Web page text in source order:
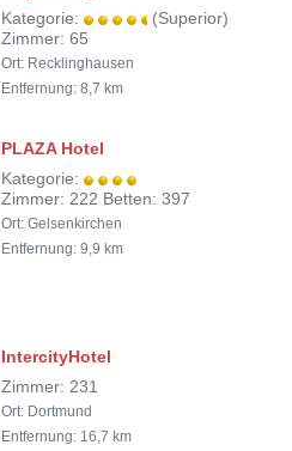
Kategorie:
(Superior)
Zimmer: 65
Ort: Recklinghausen
Entfernung: 8,7 km
PLAZA Hotel
Kategorie:
Zimmer: 222 Betten: 397
Ort: Gelsenkirchen
Entfernung: 9,9 km
IntercityHotel
Zimmer: 231
Ort: Dortmund
Entfernung: 16,7 km